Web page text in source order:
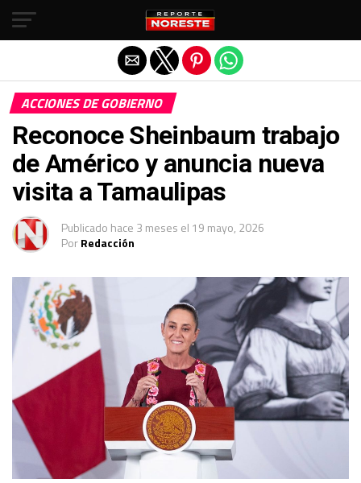
ACCIONES DE GOBIERNO
Reconoce Sheinbaum trabajo
de Américo y anuncia nueva
visita a Tamaulipas
Publicado hace 3 meses el 19 mayo, 2026
PorRedacción
Salir de la versión móvil